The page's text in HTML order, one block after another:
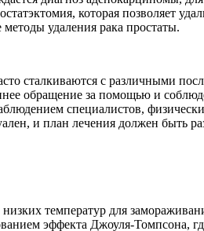
которая позволяет
удаления рака простаты.
сталкиваются с различными
обращение за помощью и
специалистов,
и план лечения должен быть
температур для
эффекта Джоуля-Томпсона,